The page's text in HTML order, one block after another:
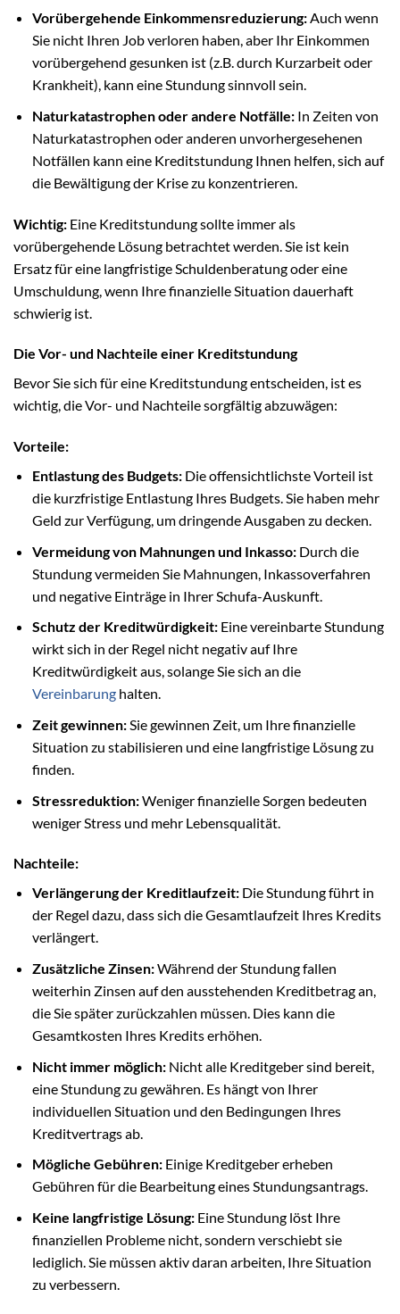
Vorübergehende Einkommensreduzierung:Auch wenn
Sie nicht Ihren Job verloren haben, aber Ihr Einkommen
vorübergehend gesunken ist (z.B. durch Kurzarbeit oder
Krankheit), kann eine Stundung sinnvoll sein.
Naturkatastrophen oder andere Notfälle:In Zeiten von
Naturkatastrophen oder anderen unvorhergesehenen
Notfällen kann eine Kreditstundung Ihnen helfen, sich auf
die Bewältigung der Krise zu konzentrieren.
Wichtig: Eine Kreditstundung sollte immer als
vorübergehende Lösung betrachtet werden. Sie ist kein
Ersatz für eine langfristige Schuldenberatung oder eine
Umschuldung, wenn Ihre finanzielle Situation dauerhaft
schwierig ist.
Die Vor- und Nachteile einer Kreditstundung
Bevor Sie sich für eine Kreditstundung entscheiden, ist es
wichtig, die Vor- und Nachteile sorgfältig abzuwägen:
Vorteile:
Entlastung des Budgets:Die offensichtlichste Vorteil ist
die kurzfristige Entlastung Ihres Budgets. Sie haben mehr
Geld zur Verfügung, um dringende Ausgaben zu decken.
Vermeidung von Mahnungen und Inkasso:Durch die
Stundung vermeiden Sie Mahnungen, Inkassoverfahren
und negative Einträge in Ihrer Schufa-Auskunft.
Schutz der Kreditwürdigkeit:Eine vereinbarte Stundung
wirkt sich in der Regel nicht negativ auf Ihre
Kreditwürdigkeit aus, solange Sie sich an die
Vereinbarunghalten.
Zeit gewinnen:Sie gewinnen Zeit, um Ihre finanzielle
Situation zu stabilisieren und eine langfristige Lösung zu
finden.
Stressreduktion:Weniger finanzielle Sorgen bedeuten
weniger Stress und mehr Lebensqualität.
Nachteile:
Verlängerung der Kreditlaufzeit:Die Stundung führt in
der Regel dazu, dass sich die Gesamtlaufzeit Ihres Kredits
verlängert.
Zusätzliche Zinsen:Während der Stundung fallen
weiterhin Zinsen auf den ausstehenden Kreditbetrag an,
die Sie später zurückzahlen müssen. Dies kann die
Gesamtkosten Ihres Kredits erhöhen.
Nicht immer möglich:Nicht alle Kreditgeber sind bereit,
eine Stundung zu gewähren. Es hängt von Ihrer
individuellen Situation und den Bedingungen Ihres
Kreditvertrags ab.
Mögliche Gebühren:Einige Kreditgeber erheben
Gebühren für die Bearbeitung eines Stundungsantrags.
Keine langfristige Lösung:Eine Stundung löst Ihre
finanziellen Probleme nicht, sondern verschiebt sie
lediglich. Sie müssen aktiv daran arbeiten, Ihre Situation
zu verbessern.